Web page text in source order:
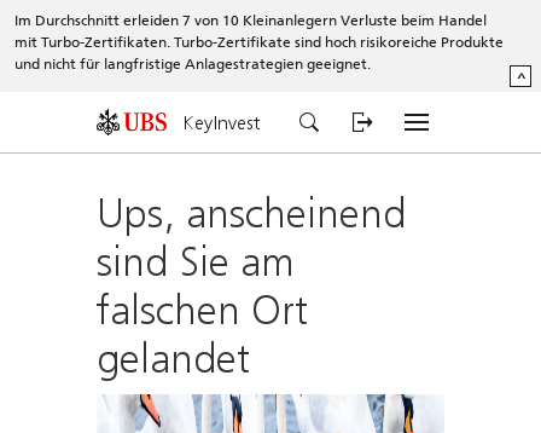
Im Durchschnitt erleiden 7 von 10 Kleinanlegern Verluste beim Handel
mit Turbo-Zertifikaten. Turbo-Zertifikate sind hoch risikoreiche Produkte
und nicht für langfristige Anlagestrategien geeignet.
^
KeyInvest
Ups, anscheinend
sind Sie am
falschen Ort
gelandet